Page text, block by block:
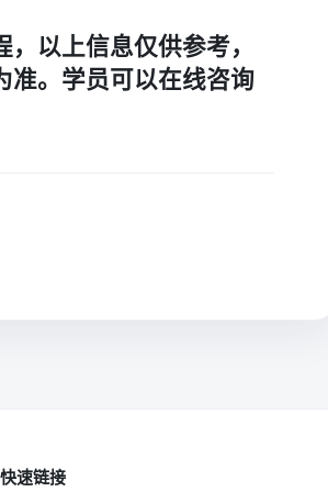
以上信息仅供参考，
准。学员可以在线咨询
快速链接